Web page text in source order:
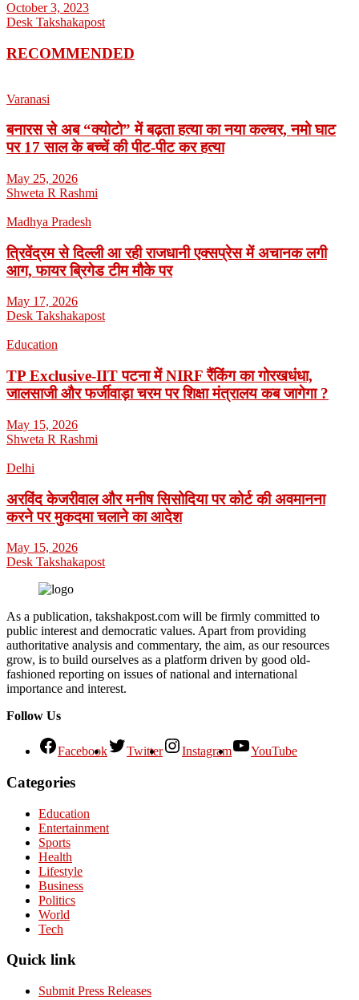
October 3, 2023
Desk Takshakapost
RECOMMENDED
Varanasi
बनारस से अब “क्योटो” में बढ़ता हत्या का नया कल्चर, नमो घाट
पर 17 साल के बच्चें की पीट-पीट कर हत्या
May 25, 2026
Shweta R Rashmi
Madhya Pradesh
त्रिवेंद्रम से दिल्ली आ रही राजधानी एक्सप्रेस में अचानक लगी
आग, फायर ब्रिगेड टीम मौके पर
May 17, 2026
Desk Takshakapost
Education
TP Exclusive-IIT पटना में NIRF रैंकिंग का गोरखधंधा,
जालसाजी और फर्जीवाड़ा चरम पर शिक्षा मंत्रालय कब जागेगा ?
May 15, 2026
Shweta R Rashmi
Delhi
अरविंद केजरीवाल और मनीष सिसोदिया पर कोर्ट की अवमानना
करने पर मुकदमा चलाने का आदेश
May 15, 2026
Desk Takshakapost
As a publication, takshakpost.com will be firmly committed to
public interest and democratic values. Apart from providing
authoritative analysis and commentary, the aim, as our resources
grow, is to build ourselves as a platform driven by good old-
fashioned reporting on issues of national and international
importance and interest.
Follow Us
Facebook Twitter Instagram YouTube
Categories
Education
Entertainment
Sports
Health
Lifestyle
Business
Politics
World
Tech
Quick link
Submit Press Releases